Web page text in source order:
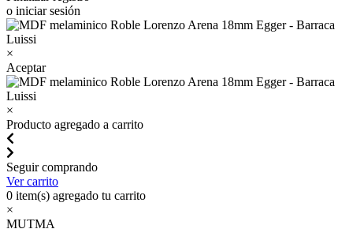
o iniciar sesión
×
Aceptar
×
Producto agregado a carrito
Seguir comprando
Ver carrito
0 item(s) agregado tu carrito
×
MUTMA